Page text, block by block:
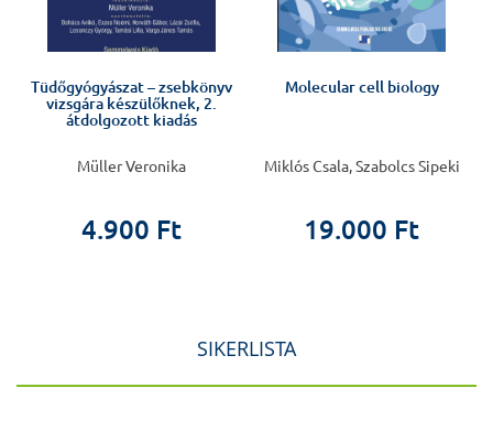
Tüdőgyógyászat – zsebkönyv
vizsgára készülőknek, 2.
átdolgozott kiadás
Müller Veronika
4.900 Ft
Molecular cell biology
Miklós Csala, Szabolcs Sipeki
19.000 Ft
SIKERLISTA